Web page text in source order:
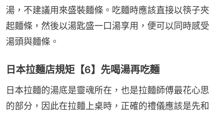
湯，不建議用來盛裝麵條。吃麵時應該直接以筷子夾
起麵條，然後以湯匙盛一口湯享用，便可以同時感受
湯頭與麵條。
日本拉麵店規矩【6】先喝湯再吃麵
日本拉麵的湯底是靈魂所在，也是拉麵師傅最花心思
的部分，因此在拉麵上桌時，正確的禮儀應該是先和